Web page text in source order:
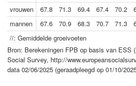
vrouwen
67.8 71.3 69.4 67.4 70.2
mannen
67.6 70.9 68.3 70.7 71.3
//: Gemiddelde groeivoeten
Bron: Berekeningen FPB op basis van ESS
Social Survey, http://
data 02/06/2025 (geraadpleegd op 01/10/